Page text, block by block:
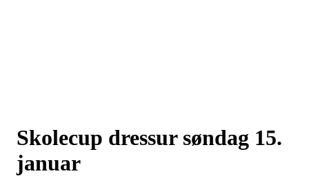
Skolecup dressur søndag 15.
januar